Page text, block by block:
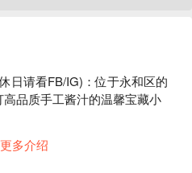
日请看FB/IG)：位于永和区的
品质手工酱汁的温馨宝藏小
一个休闲、现代又私密的空
多介绍